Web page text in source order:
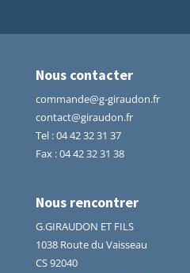
Nous contacter
commande@g-giraudon.fr
contact@giraudon.fr
Tel :04 42 32 31 37
Fax : 04 42 32 31 38
Nous rencontrer
G.GIRAUDON ET FILS
1038 Route du Vaisseau
CS 92040